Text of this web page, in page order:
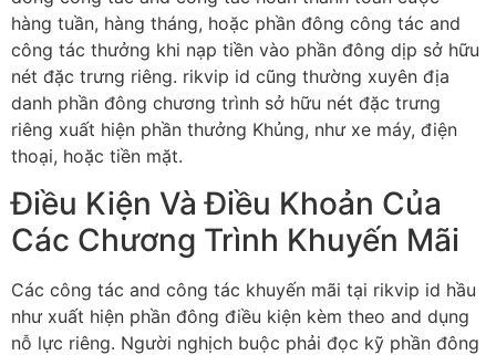
hàng tuần, hàng tháng, hoặc phần đông công tác and
công tác thưởng khi nạp tiền vào phần đông dịp sở hữu
nét đặc trưng riêng. rikvip id cũng thường xuyên địa
danh phần đông chương trình sở hữu nét đặc trưng
riêng xuất hiện phần thưởng Khủng, như xe máy, điện
thoại, hoặc tiền mặt.
Điều Kiện Và Điều Khoản Của
Các Chương Trình Khuyến Mãi
Các công tác and công tác khuyến mãi tại rikvip id hầu
như xuất hiện phần đông điều kiện kèm theo and dụng
nỗ lực riêng. Người nghịch buộc phải đọc kỹ phần đông